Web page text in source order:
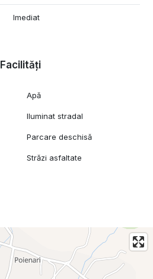
Imediat
Facilități
Apă
Iluminat stradal
Parcare deschisă
Străzi asfaltate